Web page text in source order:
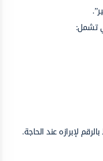
تشمل:
لإبرازه عند الحاجة.